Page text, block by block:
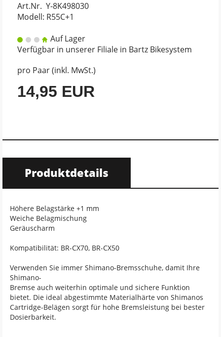
Art.Nr. Y-8K498030
Modell: R55C+1
Auf Lager
Verfügbar in unserer Filiale in Bartz Bikesystem
pro Paar (inkl. MwSt.)
14,95 EUR
Produktdetails
Höhere Belagstärke +1 mm
Weiche Belagmischung
Geräuscharm
Kompatibilität: BR-CX70, BR-CX50
Verwenden Sie immer Shimano-Bremsschuhe, damit Ihre
Shimano-
Bremse auch weiterhin optimale und sichere Funktion
bietet. Die ideal abgestimmte Materialhärte von Shimanos
Cartridge-Belägen sorgt für hohe Bremsleistung bei bester
Dosierbarkeit.